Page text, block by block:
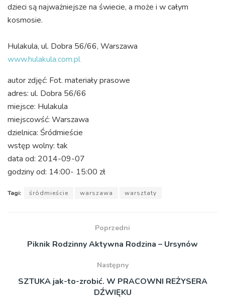
dzieci są najważniejsze na świecie, a może i w całym
kosmosie.
Hulakula, ul. Dobra 56/66, Warszawa
www.hulakula.com.pl
autor zdjęć: Fot. materiały prasowe
adres: ul. Dobra 56/66
miejsce: Hulakula
miejscowść: Warszawa
dzielnica: Śródmieście
wstęp wolny: tak
data od: 2014-09-07
godziny od: 14:00- 15:00 zł
Tagi: śródmieście warszawa warsztaty
Poprzedni
Piknik Rodzinny Aktywna Rodzina – Ursynów
Następny
SZTUKA jak-to-zrobić. W PRACOWNI REŻYSERA
DŹWIĘKU